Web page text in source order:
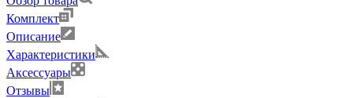
Комплект
Описание
Характеристики
Аксессуары
Отзывы